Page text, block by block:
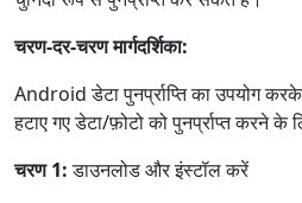
चरण-दर-चरण मार्गदर्शिका:
Android डेटा पुनर्प्राप्ति का उपयोग
हटाए गए डेटा/फ़ोटो को पुनर्प्राप्त करने
चरण 1:डाउनलोड और इंस्टॉल करें